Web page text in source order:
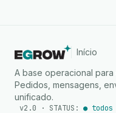
Início
A base operacional
Pedidos, mensagens,
unificado.
v2.0 · STATUS:● todos